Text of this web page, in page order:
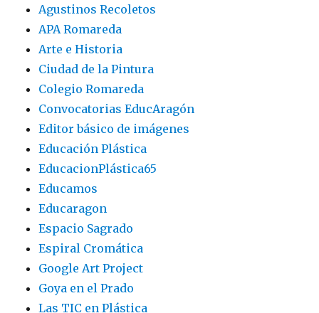
Agustinos Recoletos
APA Romareda
Arte e Historia
Ciudad de la Pintura
Colegio Romareda
Convocatorias EducAragón
Editor básico de imágenes
Educación Plástica
EducacionPlástica65
Educamos
Educaragon
Espacio Sagrado
Espiral Cromática
Google Art Project
Goya en el Prado
Las TIC en Plástica